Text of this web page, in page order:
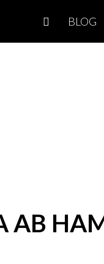
BLOG
AB